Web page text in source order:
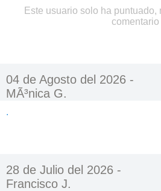
Este usuario solo ha puntuado,
comentario
04 de Agosto del 2026 -
MÃ³nica G.
.
28 de Julio del 2026 -
Francisco J.